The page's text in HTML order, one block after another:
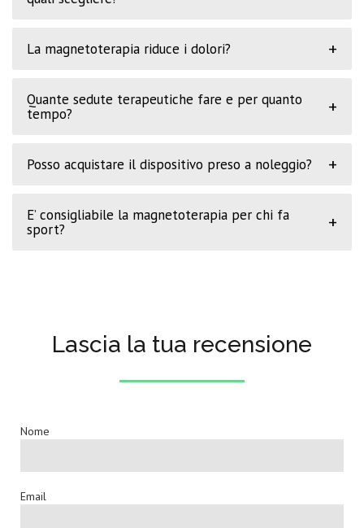
La magnetoterapia riduce i dolori? +
Quante sedute terapeutiche fare e per quanto
tempo?
+
Posso acquistare il dispositivo preso a noleggio? +
E’ consigliabile la magnetoterapia per chi fa
sport?
+
Lascia la tua recensione
Nome
Email